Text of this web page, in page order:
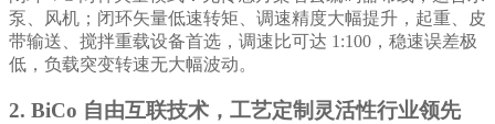
泵、风机；闭环矢量低速转矩、调速精度大幅提升，起重、皮
带输送、搅拌重载设备首选，调速比可达 1:100，稳速误差极
低，负载突变转速无大幅波动。
2. BiCo 自由互联技术，工艺定制灵活性行业领先